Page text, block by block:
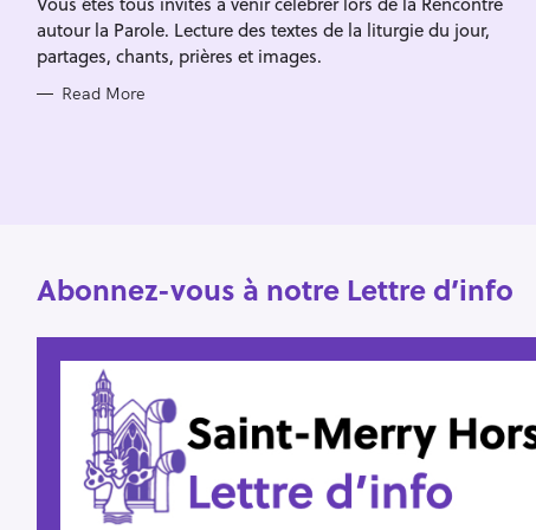
S
autour la Parole. Lecture des textes de la liturgie du jour,
partages, chants, prières et images.
Read More
Abonnez-vous à notre Lettre d’info
f
o